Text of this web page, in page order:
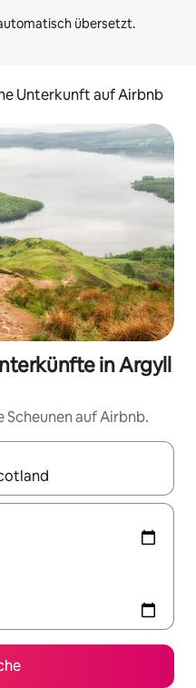
Unterkunft auf Airbnb
in Argyll
auf Airbnb.
navigiere mit den